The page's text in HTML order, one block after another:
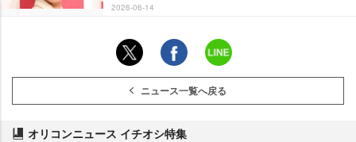
2026-06-14
ニュース一覧へ戻る
オリコンニュース イチオシ特集